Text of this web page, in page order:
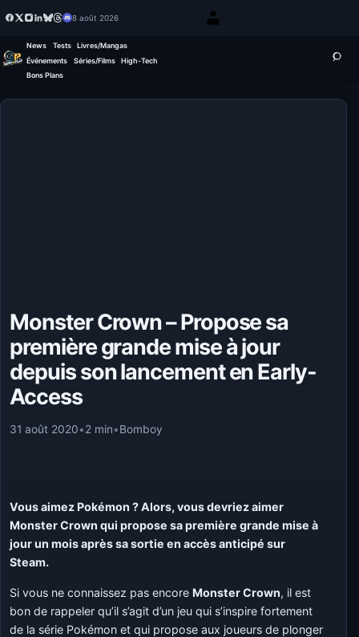
8 août 2026
News Tests
Livres/Mangas
Événements
Séries/Films
High-Tech
Bons Plans
Monster Crown – Propose sa
première grande mise à jour
depuis son lancement en Early-
Access
31 août 2020•2 min•Bomboy
Vous aimez Pokémon ? Alors, vous devriez aimer
Monster Crown qui propose sa première grande mise à
jour un mois après sa sortie en accès anticipé sur
Steam.
Si vous ne connaissez pas encore Monster Crown, il est
bon de rappeler qu’il s’agit d’un jeu qui s’inspire fortement
de la série Pokémon et qui propose aux joueurs de plonger